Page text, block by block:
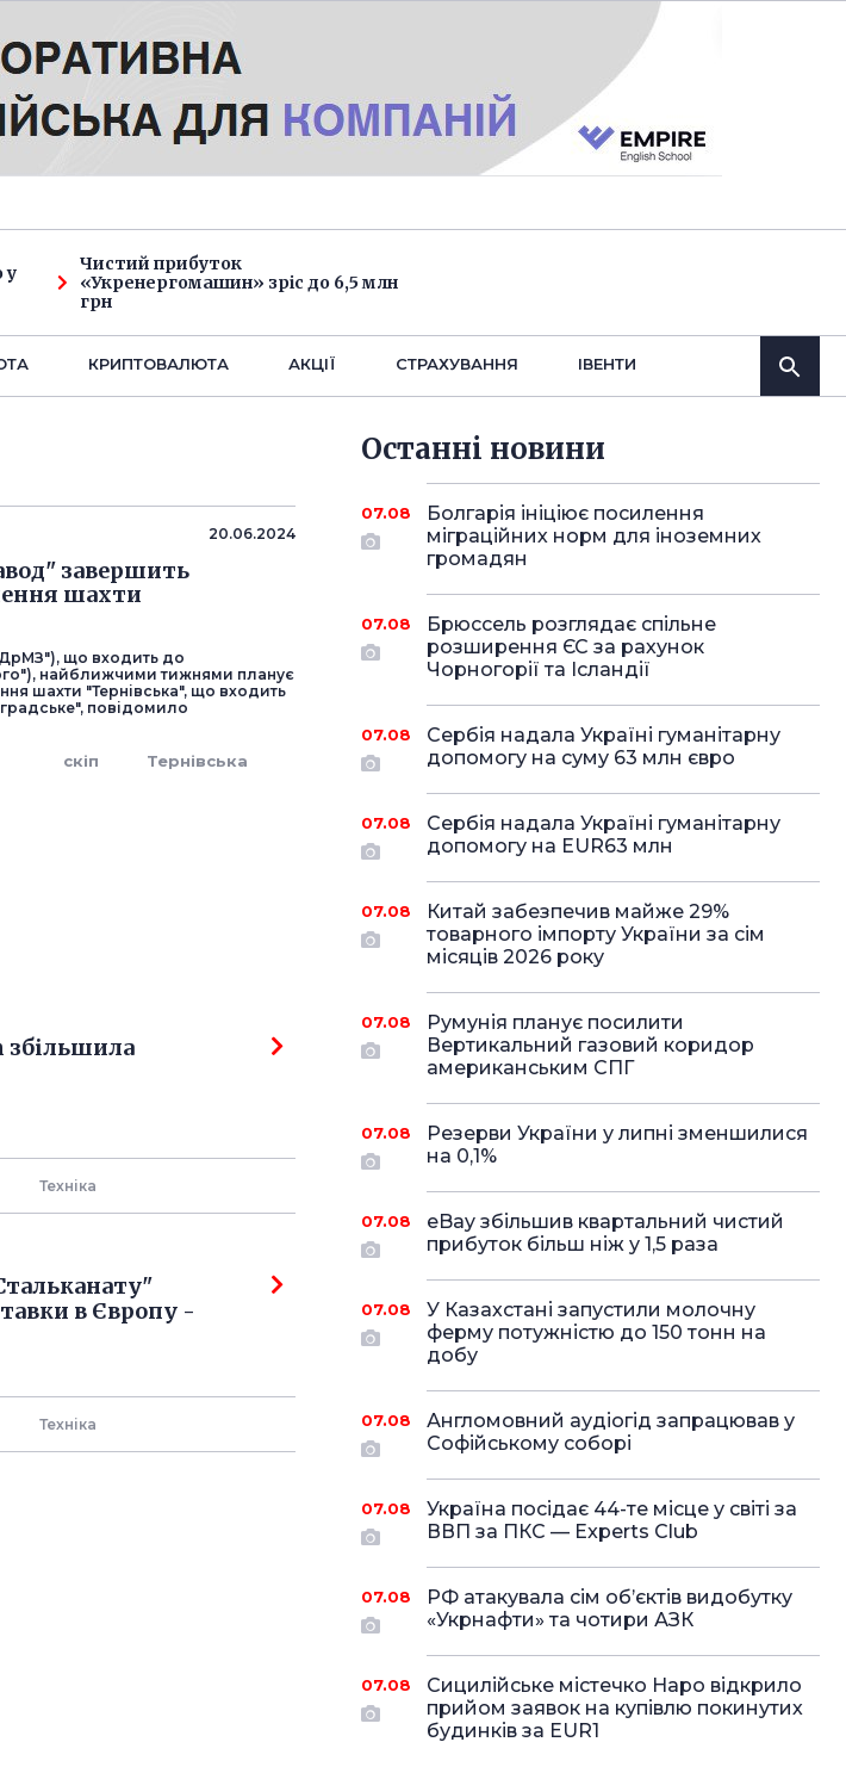
у
Чистий прибуток
«Укренергомашин» зріс до 6,5 млн
грн
КРИПТОВАЛЮТА АКЦІЇ СТРАХУВАННЯ IВЕНТИ
20.06.2024
завершить
шахти
що входить до
найближчими тижнями планує
шахти "Тернівська", що входить
повідомило
скіп Тернівська
збільшила
Технiка
в Європу -
Технiка
Останнi новини
07.08
Болгарія ініціює посилення
міграційних норм для іноземних
громадян
07.08
Брюссель розглядає спільне
розширення ЄС за рахунок
Чорногорії та Ісландії
07.08
Сербія надала Україні гуманітарну
допомогу на суму 63 млн євро
07.08
Сербія надала Україні гуманітарну
допомогу на EUR63 млн
07.08
Китай забезпечив майже 29%
товарного імпорту України за сім
місяців 2026 року
07.08
Румунія планує посилити
Вертикальний газовий коридор
американським СПГ
07.08
Резерви України у липні зменшилися
на 0,1%
07.08
eBay збільшив квартальний чистий
прибуток більш ніж у 1,5 раза
07.08
У Казахстані запустили молочну
ферму потужністю до 150 тонн на
добу
07.08
Англомовний аудіогід запрацював у
Софійському соборі
07.08
Україна посідає 44-те місце у світі за
ВВП за ПКС — Experts Club
07.08
РФ атакувала сім об’єктів видобутку
«Укрнафти» та чотири АЗК
07.08
Сицилійське містечко Наро відкрило
прийом заявок на купівлю покинутих
будинків за EUR1